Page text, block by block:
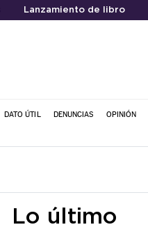
Lanzamiento de libro
DATO ÚTIL DENUNCIAS OPINIÓN
Lo último